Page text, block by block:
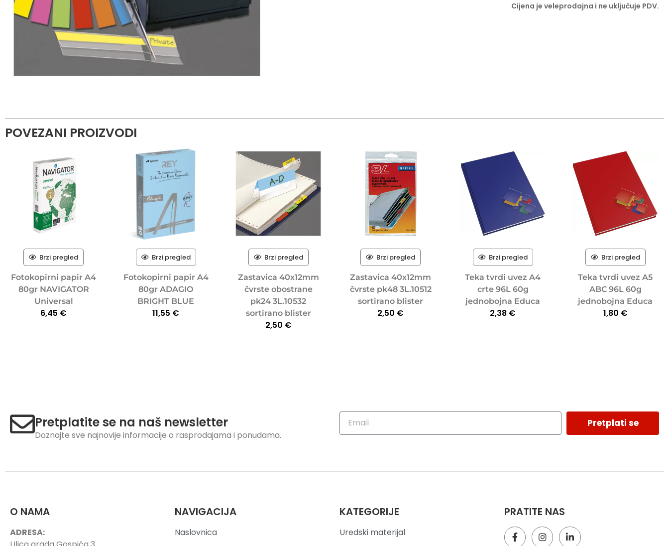
Cijena je veleprodajna i ne uključuje PDV.
POVEZANI PROIZVODI
Brzi pregled
Fotokopirni papir A4
80gr NAVIGATOR
Universal
6,45 €
Brzi pregled
Fotokopirni papir A4
80gr ADAGIO
BRIGHT BLUE
11,55 €
Brzi pregled
Zastavica 40x12mm
čvrste obostrane
pk24 3L.10532
sortirano blister
2,50 €
Brzi pregled
Zastavica 40x12mm
čvrste pk48 3L.10512
sortirano blister
2,50 €
Brzi pregled
Teka tvrdi uvez A4
crte 96L 60g
jednobojna Educa
2,38 €
Brzi pregled
Teka tvrdi uvez A5
ABC 96L 60g
jednobojna Educa
1,80 €
Pretplatite se na naš newsletter
Doznajte sve najnovije informacije o rasprodajama i ponudama.
Pretplati se
O NAMA
ADRESA:
NAVIGACIJA
Naslovnica
KATEGORIJE
Uredski materijal
PRATITE NAS